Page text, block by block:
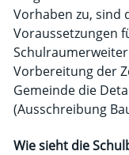
Vorhaben zu, sind
Voraussetzungen
Vorbereitung der
Gemeinde die
(Ausschreibung
Wie sieht die